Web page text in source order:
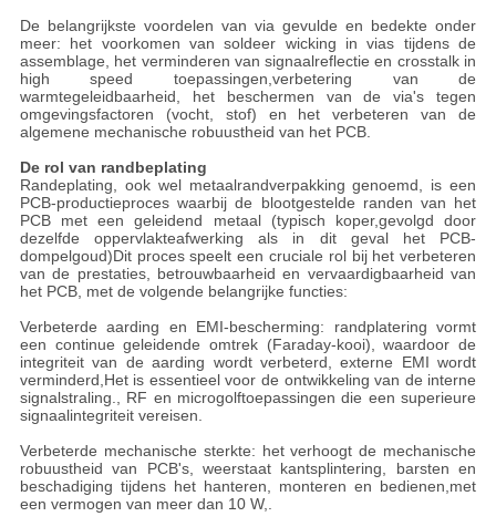
De belangrijkste voordelen van via gevulde en bedekte onder
meer: het voorkomen van soldeer wicking in vias tijdens de
assemblage, het verminderen van signaalreflectie en crosstalk in
high speed toepassingen,verbetering van de
warmtegeleidbaarheid, het beschermen van de via's tegen
omgevingsfactoren (vocht, stof) en het verbeteren van de
algemene mechanische robuustheid van het PCB.
De rol van randbeplating
Randeplating, ook wel metaalrandverpakking genoemd, is een
PCB-productieproces waarbij de blootgestelde randen van het
PCB met een geleidend metaal (typisch koper,gevolgd door
dezelfde oppervlakteafwerking als in dit geval het PCB-
dompelgoud)Dit proces speelt een cruciale rol bij het verbeteren
van de prestaties, betrouwbaarheid en vervaardigbaarheid van
het PCB, met de volgende belangrijke functies:
Verbeterde aarding en EMI-bescherming: randplatering vormt
een continue geleidende omtrek (Faraday-kooi), waardoor de
integriteit van de aarding wordt verbeterd, externe EMI wordt
verminderd,Het is essentieel voor de ontwikkeling van de interne
signalstraling., RF en microgolftoepassingen die een superieure
signaalintegriteit vereisen.
Verbeterde mechanische sterkte: het verhoogt de mechanische
robuustheid van PCB's, weerstaat kantsplintering, barsten en
beschadiging tijdens het hanteren, monteren en bedienen,met
een vermogen van meer dan 10 W,.